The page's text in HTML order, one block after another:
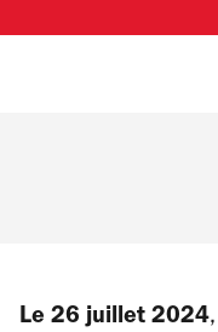
Le 26 juillet 2024